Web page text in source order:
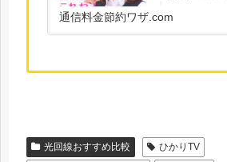
どこがいいの
徹底解説！失敗
通信料金節約ワザ.com
光回線おすすめ比較
ひかりTV